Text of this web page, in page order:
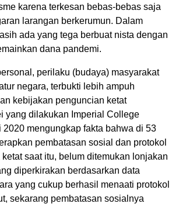
karena terkesan bebas-bebas saja
larangan berkerumun. Dalam
ada yang tega berbuat nista dengan
dana pandemi.
perilaku (budaya) masyarakat
negara, terbukti lebih ampuh
kebijakan penguncian ketat
yang dilakukan Imperial College
2020 mengungkap fakta bahwa di 53
pembatasan sosial dan protokol
saat itu, belum ditemukan lonjakan
diperkirakan berdasarkan data
yang cukup berhasil menaati protokol
sekarang pembatasan sosialnya